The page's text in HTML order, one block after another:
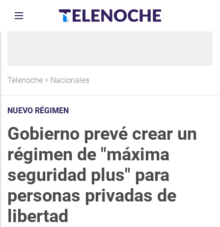
Telenoche > Nacionales
NUEVO RÉGIMEN
Gobierno prevé crear un
régimen de "máxima
seguridad plus" para
personas privadas de
libertad